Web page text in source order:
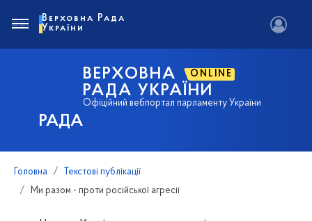
РАДА
ВЕРХОВНА ONLINE
РАДА УКРАЇНИ
Офіційний вебпортал парламенту України
Верховна Рада
України
Головна
Текстові публікації
Ми разом - проти російської агресії